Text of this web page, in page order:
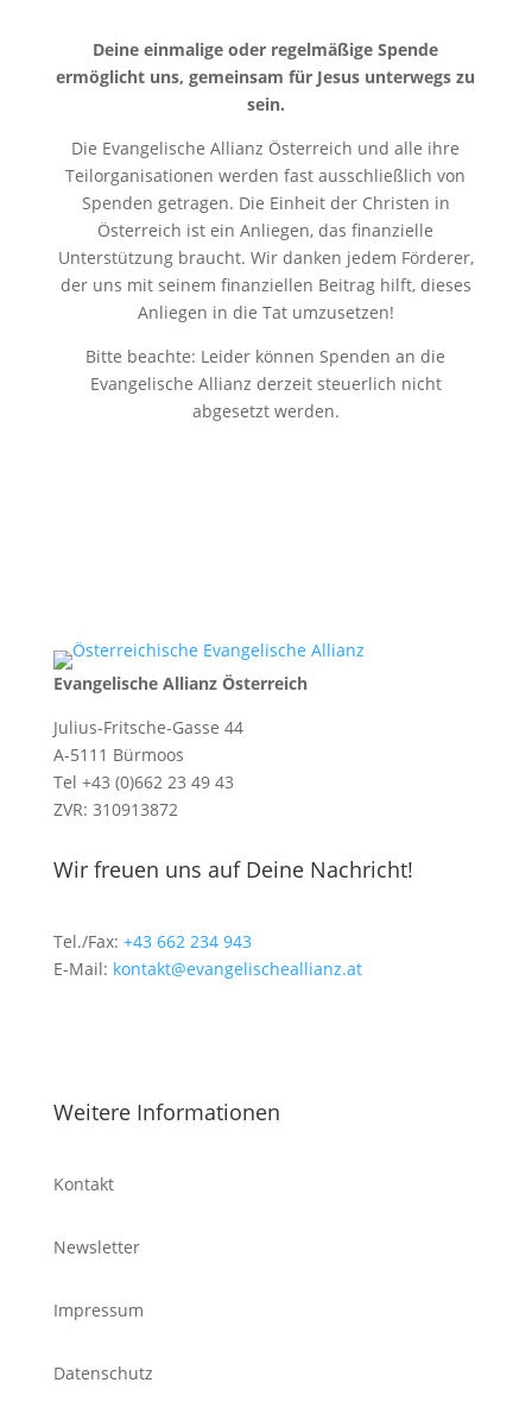
Deine einmalige oder regelmäßige Spende
ermöglicht uns, gemeinsam für Jesus unterwegs zu
sein.
Die Evangelische Allianz Österreich und alle ihre
Teilorganisationen werden fast ausschließlich von
Spenden getragen. Die Einheit der Christen in
Österreich ist ein Anliegen, das finanzielle
Unterstützung braucht. Wir danken jedem Förderer,
der uns mit seinem finanziellen Beitrag hilft, dieses
Anliegen in die Tat umzusetzen!
Bitte beachte: Leider können Spenden an die
Evangelische Allianz derzeit steuerlich nicht
abgesetzt werden.
Evangelische Allianz Österreich
Julius-Fritsche-Gasse 44
A-5111 Bürmoos
Tel +43 (0)662 23 49 43
ZVR: 310913872
Wir freuen uns auf Deine Nachricht!
Tel./Fax: +43 662 234 943
E-Mail: kontakt@evangelischeallianz.at
Weitere Informationen
Kontakt
Newsletter
Impressum
Datenschutz